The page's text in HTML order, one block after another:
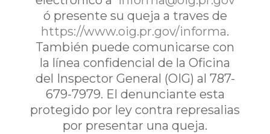
ó presente su queja a traves de
https://www.oig.pr.gov/informa.
También puede comunicarse con
la línea confidencial de la Oficina
del Inspector General (OIG) al 787-
679-7979. El denunciante esta
protegido por ley contra represalias
por presentar una queja.